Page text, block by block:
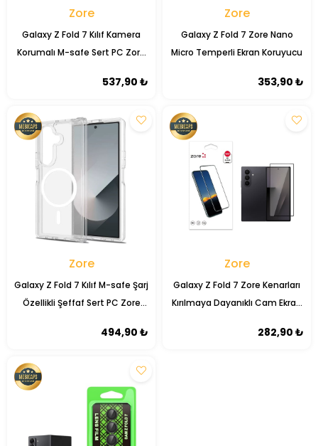
Zore
Galaxy Z Fold 7 Kılıf Kamera
Korumalı M-safe Sert PC Zore
537,90 ₺
Zore
Galaxy Z Fold 7 Zore Nano
Micro Temperli Ekran Koruyucu
353,90 ₺
Zore
Galaxy Z Fold 7 Kılıf M-safe Şarj
Özellikli Şeffaf Sert PC Zore
494,90 ₺
Zore
Galaxy Z Fold 7 Zore Kenarları
Kırılmaya Dayanıklı Cam Ekran
282,90 ₺